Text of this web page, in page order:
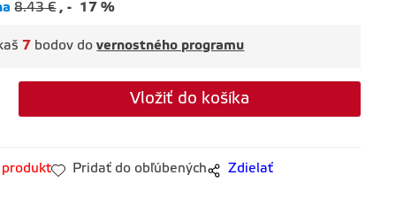
8.43€ - 17 %
7 bodov dovernostného programu
produkt Pridať do obľúbených Zdielať